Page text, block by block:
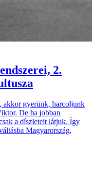
2.
akkor gyerünk, harcoljunk
De ha jobban
a díszleteit látjuk. Így
Magyarország,